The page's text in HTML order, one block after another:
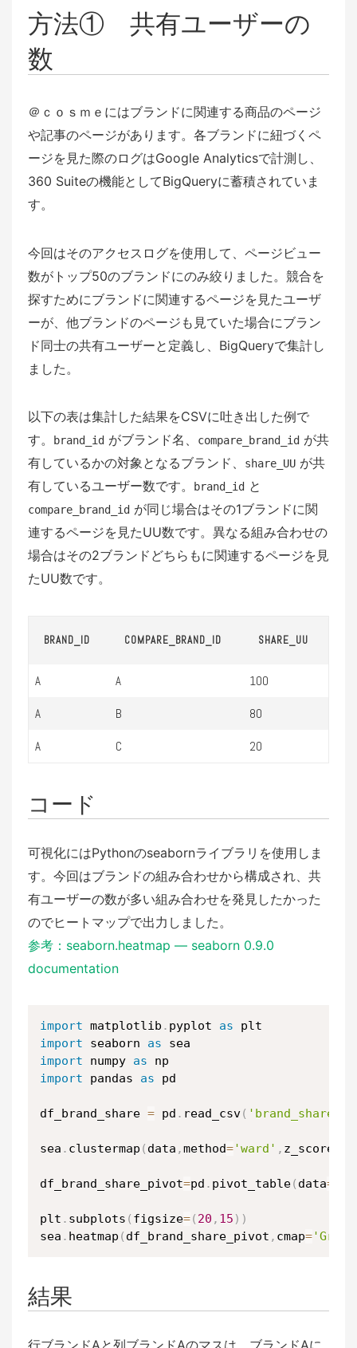
方法① 共有ユーザーの
数
＠ｃｏｓｍｅにはブランドに関連する商品のページ
や記事のページがあります。各ブランドに紐づくペ
ージを見た際のログはGoogle Analyticsで計測し、
360 Suiteの機能としてBigQueryに蓄積されていま
す。
今回はそのアクセスログを使用して、ページビュー
数がトップ50のブランドにのみ絞りました。競合を
探すためにブランドに関連するページを見たユーザ
ーが、他ブランドのページも見ていた場合にブラン
ド同士の共有ユーザーと定義し、BigQueryで集計し
ました。
以下の表は集計した結果をCSVに吐き出した例で
す。
brand_id がブランド名、 compare_brand_id が共
有しているかの対象となるブランド、
share_UU が共
有しているユーザー数です。
brand_id と
compare_brand_id が同じ場合はその1ブランドに関
連するページを見たUU数です。異なる組み合わせの
場合はその2ブランドどちらもに関連するページを見
たUU数です。
BRAND_ID COMPARE_BRAND_ID SHARE_UU
A A 100
A B 80
A C 20
コード
可視化にはPythonのseabornライブラリを使用しま
す。今回はブランドの組み合わせから構成され、共
有ユーザーの数が多い組み合わせを発見したかった
のでヒートマップで出力しました。
参考：seaborn.heatmap — seaborn 0.9.0
documentation
import matplotlib . pyplot as
import seaborn as
import numpy as
import pandas as pd
df_brand_share = pd . read_csv(
sea . clustermap ( data ,method='ward' , z_score
df_brand_share_pivot=pd . pivot_table( data=
plt . subplots ( figsize=( 20 , 15 ) )
sea . heatmap ( df_brand_share_pivot , cmap=
結果